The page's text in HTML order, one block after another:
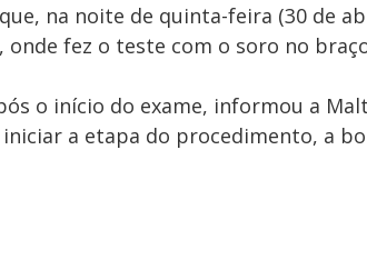
na noite de quinta-feira (30 de
onde fez o teste com o soro no
o início do exame, informou a
a etapa do procedimento, a